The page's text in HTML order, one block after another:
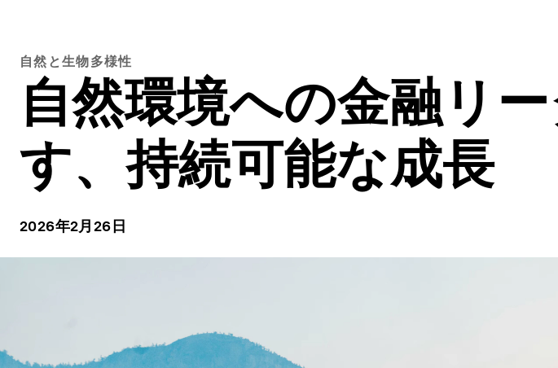
自然と生物多様性
自然環境への金融リ
す、持続可能な成長
2026年2月26日